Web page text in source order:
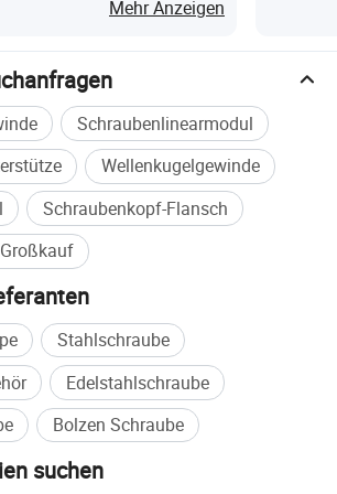
3).OEM-Service oder kann nach Ihren Zeichnungen angepasst
4). Beantworten Sie Ihre Anfrage in 24 Stunden
5).Professionelles technisches Team 24 Stunden Online-Service
6).Bereitstellung von Musterservice
Mehr Anzeigen
Schraubenlinearmodul
Wellenkugelgewinde
Schraubenkopf-Flansch
Stahlschraube
Edelstahlschraube
Bolzen Schraube
suchen